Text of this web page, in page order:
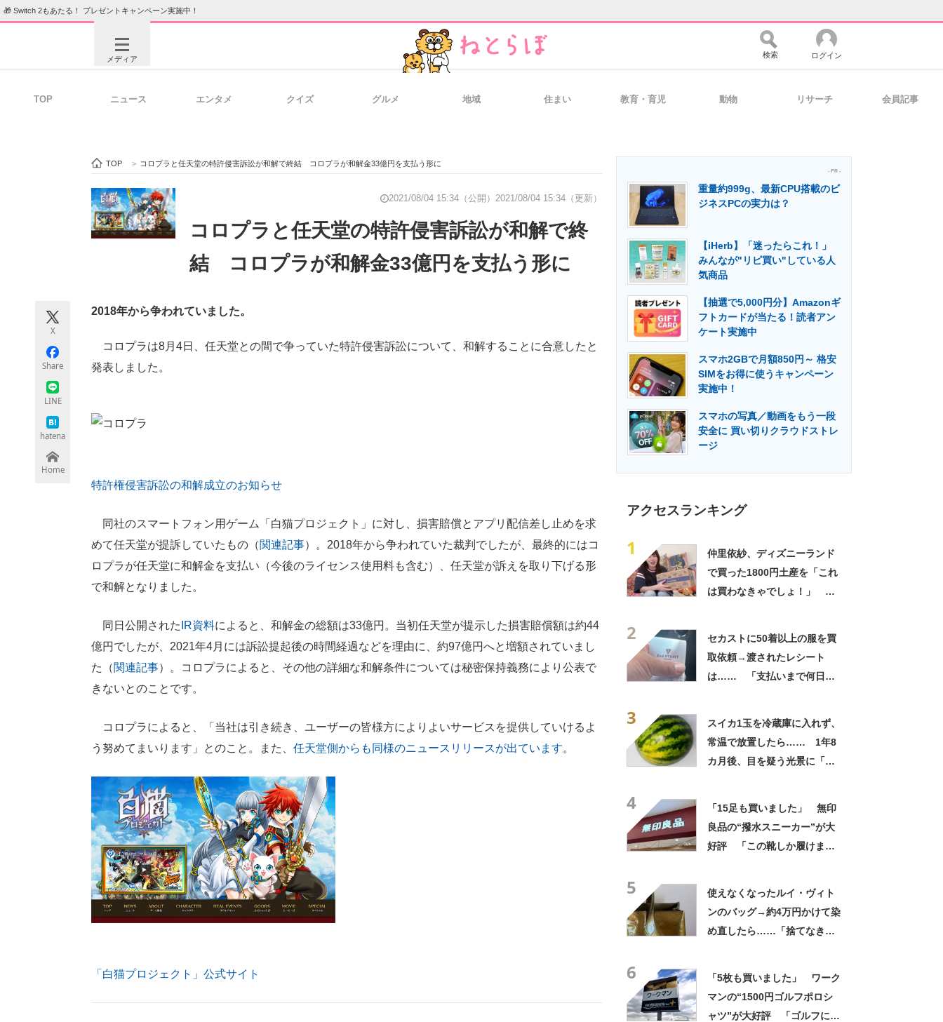
🎁 Switch 2もあたる！ プレゼントキャンペーン実施中！
メディア
ビジネスと働き方のヒント 経営リーダーのコミュニティ マーケ×ITの今がよく分かる
ITエンジニア向け専門サイト 企業向けIT製品の総合サイト IT製品の技術・比較・事例 製造業のIT導入・活用を支援
エネルギーの専門メディア 建設×テクノロジーの最前線
検索 ログイン
TOP ニュース エンタメ クイズ グルメ 地域 住まい 教育・育児 動物 リサーチ 会員記事
TOP > コロプラと任天堂の特許侵害訴訟が和解で終結 コロプラが和解金33億円を支払う形に
2021/08/04 15:34（公開） 2021/08/04 15:34（更新）
コロプラと任天堂の特許侵害訴訟が和解で終
結 コロプラが和解金33億円を支払う形に
X
Share
LINE
hatena
Home
2018年から争われていました。
コロプラは8月4日、任天堂との間で争っていた特許侵害訴訟について、和解することに合意したと
発表しました。
特許権侵害訴訟の和解成立のお知らせ
同社のスマートフォン用ゲーム「白猫プロジェクト」に対し、損害賠償とアプリ配信差し止めを求
めて任天堂が提訴していたもの（関連記事）。2018年から争われていた裁判でしたが、最終的にはコ
ロプラが任天堂に和解金を支払い（今後のライセンス使用料も含む）、任天堂が訴えを取り下げる形
で和解となりました。
同日公開された IR資料によると、和解金の総額は33億円。当初任天堂が提示した損害賠償額は約44
億円でしたが、2021年4月には訴訟提起後の時間経過などを理由に、約97億円へと増額されていまし
た（関連記事）。コロプラによると、その他の詳細な和解条件については秘密保持義務により公表で
きないとのことです。
コロプラによると、「当社は引き続き、ユーザーの皆様方によりよいサービスを提供していけるよ
う努めてまいります」とのこと。また、 任天堂側からも同様のニュースリリースが出ています。
「白猫プロジェクト」公式サイト
- PR -
重量約999g、最新CPU搭載のビ
ジネスPCの実力は？
【iHerb】「迷ったらこれ！」
みんなが"リピ買い"している人
気商品
【抽選で5,000円分】Amazonギ
フトカードが当たる！読者アン
ケート実施中
スマホ2GBで月額850円～ 格安
SIMをお得に使うキャンペーン
実施中！
スマホの写真／動画をもう一段
安全に 買い切りクラウドストレ
ージ
アクセスランキング
1
仲里依紗、ディズニーランド
で買った1800円土産を「これ
は買わなきゃでしょ！」
2
セカストに50着以上の服を買
取依頼→渡されたレシート
は…… 「支払いまで何日か
3
スイカ1玉を冷蔵庫に入れず、
常温で放置したら…… 1年8
カ月後、目を疑う光景に「ヤ
4
「15足も買いました」 無印
良品の“撥水スニーカー”が大
好評 「この靴しか履けませ
5
使えなくなったルイ・ヴィト
ンのバッグ→約4万円かけて染
め直したら……「捨てなきゃ
6
「5枚も買いました」 ワーク
マンの“1500円ゴルフポロシ
ャツ”が大好評 「ゴルフにも